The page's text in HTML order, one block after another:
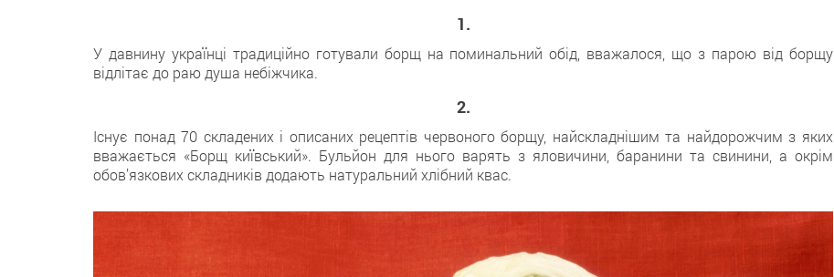
1.
У давнину українці традиційно готували борщ на поминальний обід, вважалося, що з парою від борщу
відлітає до раю душа небіжчика.
2.
Існує понад 70 складених і описаних рецептів червоного борщу, найскладнішим та найдорожчим з яких
вважається «Борщ київський». Бульйон для нього варять з яловичини, баранини та свинини, а окрім
обов’язкових складників додають натуральний хлібний квас.